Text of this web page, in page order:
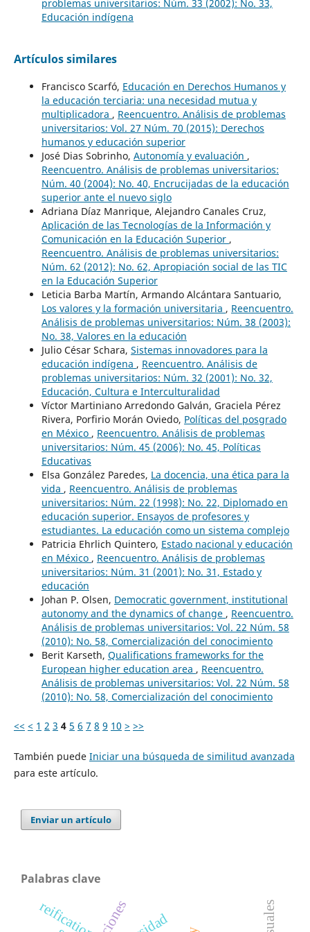
problemas universitarios: Núm. 33 (2002): No. 33,
Educación indígena
Artículos similares
Francisco Scarfó, Educación en Derechos Humanos y
la educación terciaria: una necesidad mutua y
multiplicadora , Reencuentro. Análisis de problemas
universitarios: Vol. 27 Núm. 70 (2015): Derechos
humanos y educación superior
José Dias Sobrinho, Autonomía y evaluación ,
Reencuentro. Análisis de problemas universitarios:
Núm. 40 (2004): No. 40, Encrucijadas de la educación
superior ante el nuevo siglo
Adriana Díaz Manrique, Alejandro Canales Cruz,
Aplicación de las Tecnologías de la Información y
Comunicación en la Educación Superior ,
Reencuentro. Análisis de problemas universitarios:
Núm. 62 (2012): No. 62, Apropiación social de las TIC
en la Educación Superior
Leticia Barba Martín, Armando Alcántara Santuario,
Los valores y la formación universitaria , Reencuentro.
Análisis de problemas universitarios: Núm. 38 (2003):
No. 38, Valores en la educación
Julio César Schara, Sistemas innovadores para la
educación indígena , Reencuentro. Análisis de
problemas universitarios: Núm. 32 (2001): No. 32,
Educación, Cultura e Interculturalidad
Víctor Martiniano Arredondo Galván, Graciela Pérez
Rivera, Porfirio Morán Oviedo, Políticas del posgrado
en México , Reencuentro. Análisis de problemas
universitarios: Núm. 45 (2006): No. 45, Políticas
Educativas
Elsa González Paredes, La docencia, una ética para la
vida , Reencuentro. Análisis de problemas
universitarios: Núm. 22 (1998): No. 22, Diplomado en
educación superior. Ensayos de profesores y
estudiantes. La educación como un sistema complejo
Patricia Ehrlich Quintero, Estado nacional y educación
en México , Reencuentro. Análisis de problemas
universitarios: Núm. 31 (2001): No. 31, Estado y
educación
Johan P. Olsen, Democratic government, institutional
autonomy and the dynamics of change , Reencuentro.
Análisis de problemas universitarios: Vol. 22 Núm. 58
(2010): No. 58, Comercialización del conocimiento
Berit Karseth, Qualifications frameworks for the
European higher education area , Reencuentro.
Análisis de problemas universitarios: Vol. 22 Núm. 58
(2010): No. 58, Comercialización del conocimiento
<< < 1 2 3 4 5 6 7 8 9 10 > >>
También puede Iniciar una búsqueda de similitud avanzada
para este artículo.
Enviar un artículo
Palabras clave
reification